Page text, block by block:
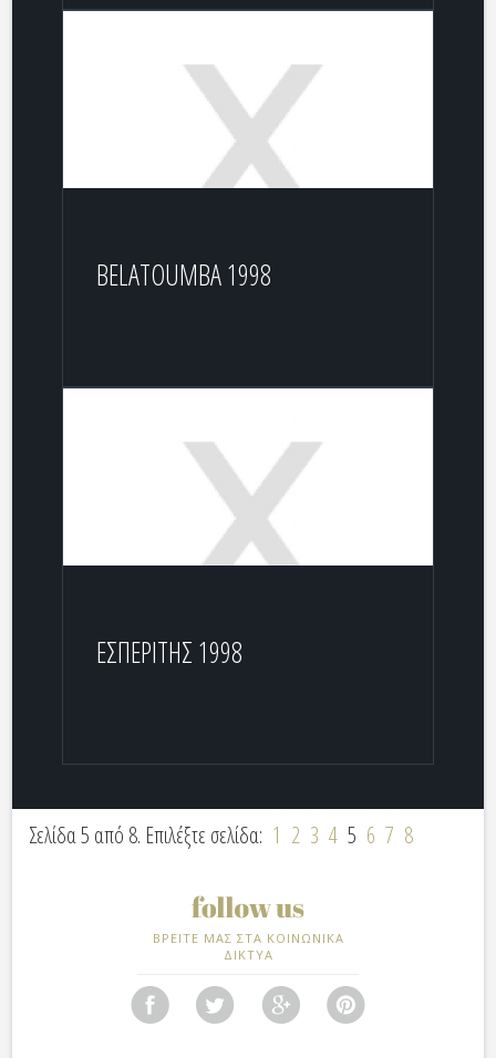
BELATOUMBA 1998
EΣΠΕΡΙΤΗΣ 1998
Σελίδα 5 από 8. Επιλέξτε σελίδα: 1 2 3 4 5 6 7 8
ΒΡΕΙΤΕ ΜΑΣ ΣΤΑ ΚΟΙΝΩΝΙΚΑ
ΔΙΚΤΥΑ